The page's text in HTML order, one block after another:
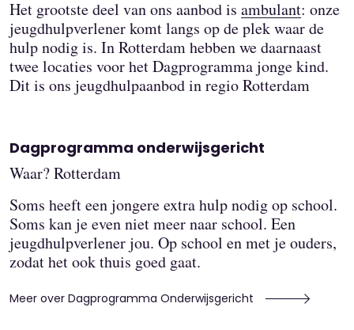
Het grootste deel van ons aanbod is ambulant: onze
jeugdhulpverlener komt langs op de plek waar de
hulp nodig is. In Rotterdam hebben we daarnaast
twee locaties voor het Dagprogramma jonge kind.
Dit is ons jeugdhulpaanbod in regio Rotterdam
Dagprogramma onderwijsgericht
Waar? Rotterdam
Soms heeft een jongere extra hulp nodig op school.
Soms kan je even niet meer naar school. Een
jeugdhulpverlener jou. Op school en met je ouders,
zodat het ook thuis goed gaat.
Meer over Dagprogramma Onderwijsgericht